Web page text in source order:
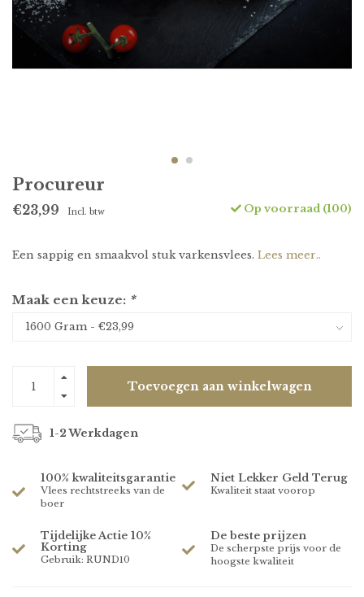
Procureur
€23,99 Incl. btw Op voorraad (100)
Een sappig en smaakvol stuk varkensvlees. Lees meer..
Maak een keuze: *
Toevoegen aan winkelwagen
1-2 Werkdagen
100% kwaliteitsgarantie
Vlees rechtstreeks van de
boer
Niet Lekker Geld Terug
Kwaliteit staat voorop
Tijdelijke Actie 10%
Korting
Gebruik: RUND10
De beste prijzen
De scherpste prijs voor de
hoogste kwaliteit